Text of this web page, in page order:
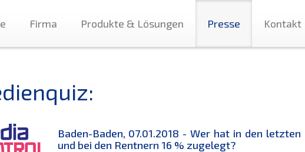
Firma Produkte & Lösungen Presse Kontakt
Baden-Baden, 07.01.2018 - Wer hat in den
und bei den Rentnern 16 % zugelegt?